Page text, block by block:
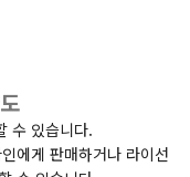
수 있습니다.
에게 판매하거나 라이선